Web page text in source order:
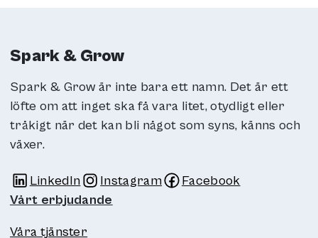
Spark & Grow
Spark & Grow är inte bara ett namn. Det är ett
löfte om att inget ska få vara litet, otydligt eller
tråkigt när det kan bli något som syns, känns och
växer.
LinkedIn
Länk till annan webbplats
Instagram
Länk till annan webbplats
Facebook
Länk till annan webbplats
Vårt erbjudande
Våra tjänster